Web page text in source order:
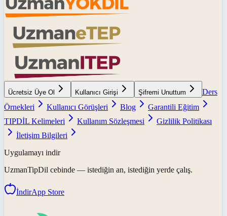
Ücretsiz Üye Ol Kullanıcı Girişi Şifremi Unuttum
Ders
Örnekleri
Kullanıcı Görüşleri Blog
Garantili Eğitim
TIPDİL Kelimeleri
Kullanım Sözleşmesi
Gizlilik Politikası
İletişim Bilgileri
Uygulamayı indir
UzmanTipDil cebinde — istediğin an, istediğin yerde çalış.
İndirApp Store